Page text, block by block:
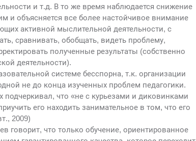
и т.д. В то же время наблюдается снижение
и объясняется все более настойчивое внимание
активной мыслительной деятельности, с
сравнивать, обобщать, видеть проблему,
полученные результаты (собственно
деятельности).
системе бесспорна, т.к. организации
не до конца изученных проблем педагогики.
что «не с курьезами и диковинками
его находить занимательное в том, что его
2009)
говорит, что только обучение, ориентированное